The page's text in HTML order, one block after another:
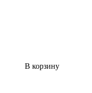
В корзину